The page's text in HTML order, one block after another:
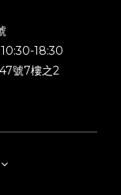
18:30
號7樓之2